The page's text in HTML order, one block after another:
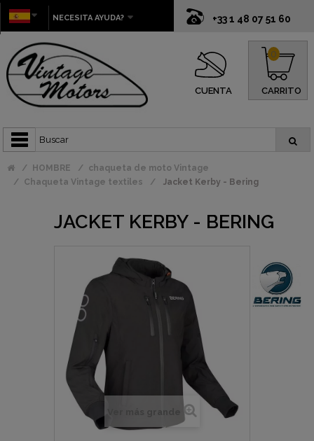
+33 1 48 07 51 60
NECESITA AYUDA?
CUENTA CARRITO
0
HOMBRE
chaqueta de moto Vintage
Chaqueta Vintage textiles
Jacket Kerby - Bering
JACKET KERBY - BERING
Ver más grande